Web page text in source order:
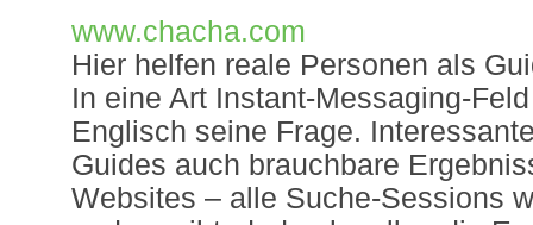
www.chacha.com
Hier helfen reale Personen als
In eine Art Instant-Messaging-
Englisch seine Frage.
Guides auch brauchbare
Websites – alle Suche-Sessions